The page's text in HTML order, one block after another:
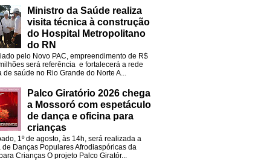
Ministro da Saúde realiza
visita técnica à construção
do Hospital Metropolitano
do RN
pelo Novo PAC, empreendimento de R$
será referência e fortalecerá a rede
de saúde no Rio Grande do Norte A...
Palco Giratório 2026 chega
a Mossoró com espetáculo
de dança e oficina para
crianças
1º de agosto, às 14h, será realizada a
de Danças Populares Afrodiaspóricas da
Crianças O projeto Palco Giratór...